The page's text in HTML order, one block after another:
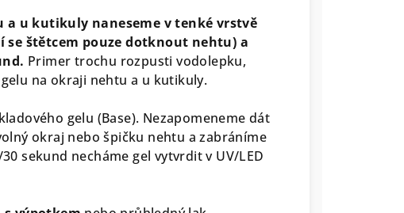
u kutikuly naneseme v tenké vrstvě
se štětcem pouze dotknout nehtu) a
Primer trochu rozpusti vodolepku,
na okraji nehtu a u kutikuly.
gelu (Base). Nezapomeneme dát
okraj nebo špičku nehtu a zabráníme
sekund necháme gel vytvrdit v UV/LED